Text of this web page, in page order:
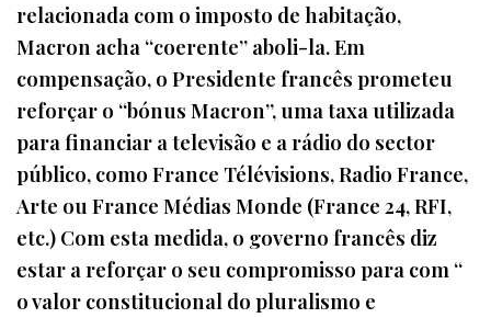
relacionada com o imposto de habitação,
Macron acha “coerente” aboli-la. Em
compensação, o Presidente francês prometeu
reforçar o “bónus Macron”, uma taxa utilizada
para financiar a televisão e a rádio do sector
público, como France Télévisions, Radio France,
Arte ou France Médias Monde (France 24, RFI,
etc.) Com esta medida, o governo francês diz
estar a reforçar o seu compromisso para com “
o valor constitucional do pluralismo e